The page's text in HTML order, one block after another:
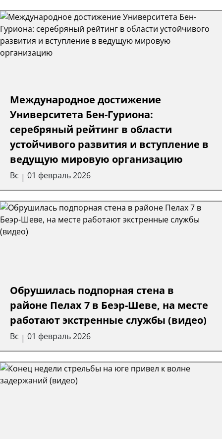
Международное достижение
Университета Бен-Гуриона:
серебряный рейтинг в области
устойчивого развития и вступление в
ведущую мировую организацию
Вс | 01 февраль 2026
Обрушилась подпорная стена в
районе Пелах 7 в Беэр-Шеве, на месте
работают экстренные службы (видео)
Вс | 01 февраль 2026